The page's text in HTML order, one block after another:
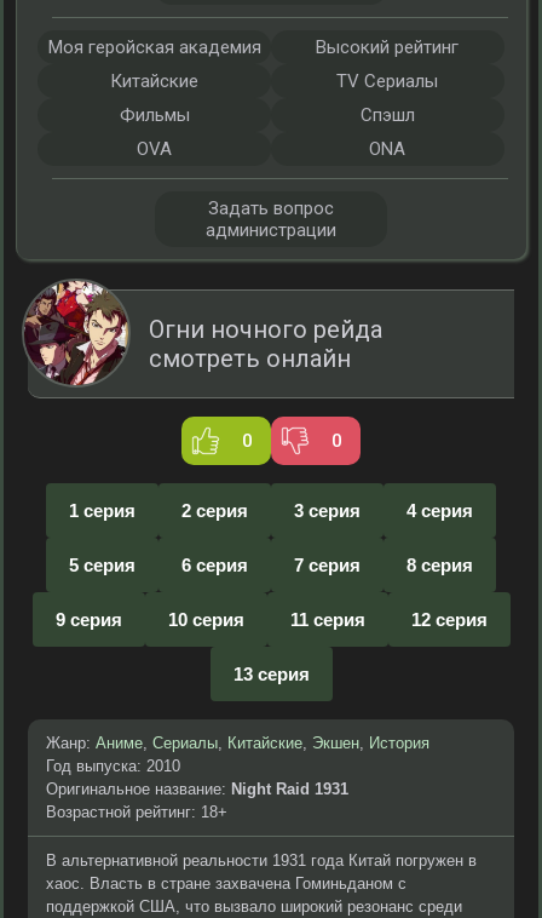
Огни ночного рейда
смотреть онлайн
0 0
1 серия 2 серия 3 серия 4 серия
5 серия 6 серия 7 серия 8 серия
9 серия 10 серия 11 серия 12 серия
13 серия
Жанр: Аниме, Сериалы, Китайские, Экшен, История
Год выпуска: 2010
Оригинальное название: Night Raid 1931
Возрастной рейтинг: 18+
В альтернативной реальности 1931 года Китай погружен в
хаос. Власть в стране захвачена Гоминьданом с
поддержкой США, что вызвало широкий резонанс среди
Моя геройская академия
Высокий рейтинг
Китайские
TV Сериалы
Фильмы
Спэшл
OVA
ONA
Задать вопрос
администрации